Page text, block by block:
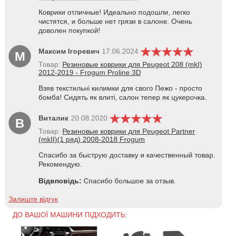
Коврики отличные! Идеально подошли, легко
чистятся, и больше нет грязи в салоне. Очень
доволен покупкой!
М Максим Ігоревич 17.06.2024
Товар: Резиновые коврики для Peugeot 208 (mkI)
2012-2019 - Frogum Proline 3D
Взяв текстильні килимки для свого Пежо - просто
бомба! Сидять як влиті, салон тепер як цукерочка.
В Виталик 20.08.2020
Товар: Резиновые коврики для Peugeot Partner
(mkII)(1 ряд) 2008-2018 Frogum
Спасибо за быструю доставку и качественный товар.
Рекомендую.
Відвповідь: Спасибо большое за отзыв.
Залиште відгук
ДО ВАШОЇ МАШИНИ ПІДХОДИТЬ: